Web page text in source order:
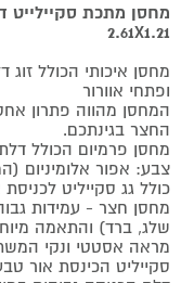
מחסן מתכת סקיילייט
2.61X1.21
מחסן איכותי הכולל זוג
ופתחי אוורור
המחסן מהווה פתרון
החצר בגינתכם.
מחסן פרמיום הכולל
צבע: אפור אלומיניום
כולל גג סקייליט
מחסן חצר - עמידות
שלג, ברד) והתאמה
מראה אסטטי ונקי
סקייליט הכינסת אור